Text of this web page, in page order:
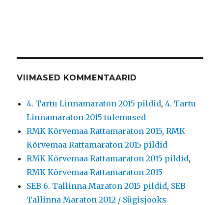
VIIMASED KOMMENTAARID
4. Tartu Linnamaraton 2015 pildid,4. Tartu
Linnamaraton 2015 tulemused
RMK Kõrvemaa Rattamaraton 2015,RMK
Kõrvemaa Rattamaraton 2015 pildid
RMK Kõrvemaa Rattamaraton 2015 pildid,
RMK Kõrvemaa Rattamaraton 2015
SEB 6. Tallinna Maraton 2015 pildid, SEB
Tallinna Maraton 2012 / Sügisjooks